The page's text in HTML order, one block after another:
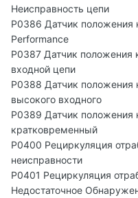
Неисправность цепи
P0386 Датчик положения
Performance
P0387 Датчик положения
входной цепи
P0388 Датчик положения
высокого входного
P0389 Датчик положения
кратковременный
P0400 Рециркуляция
неисправности
P0401 Рециркуляция
Недостаточное